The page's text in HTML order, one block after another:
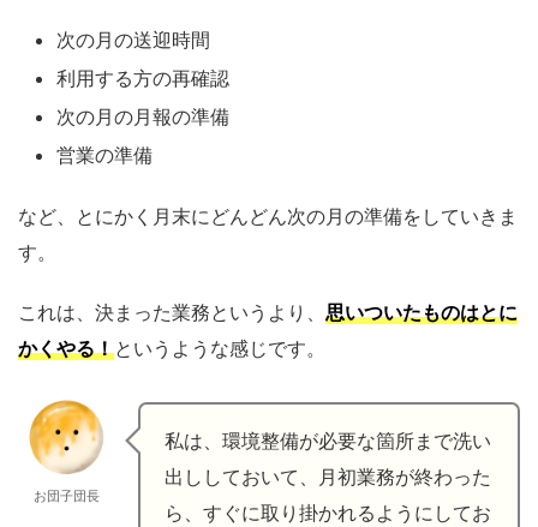
次の月の送迎時間
利用する方の再確認
次の月の月報の準備
営業の準備
など、とにかく月末にどんどん次の月の準備をしていきま
す。
これは、決まった業務というより、 思いついたものはとに
かくやる！というような感じです。
お団子団長
私は、環境整備が必要な箇所まで洗い
出ししておいて、月初業務が終わった
ら、すぐに取り掛かれるようにしてお